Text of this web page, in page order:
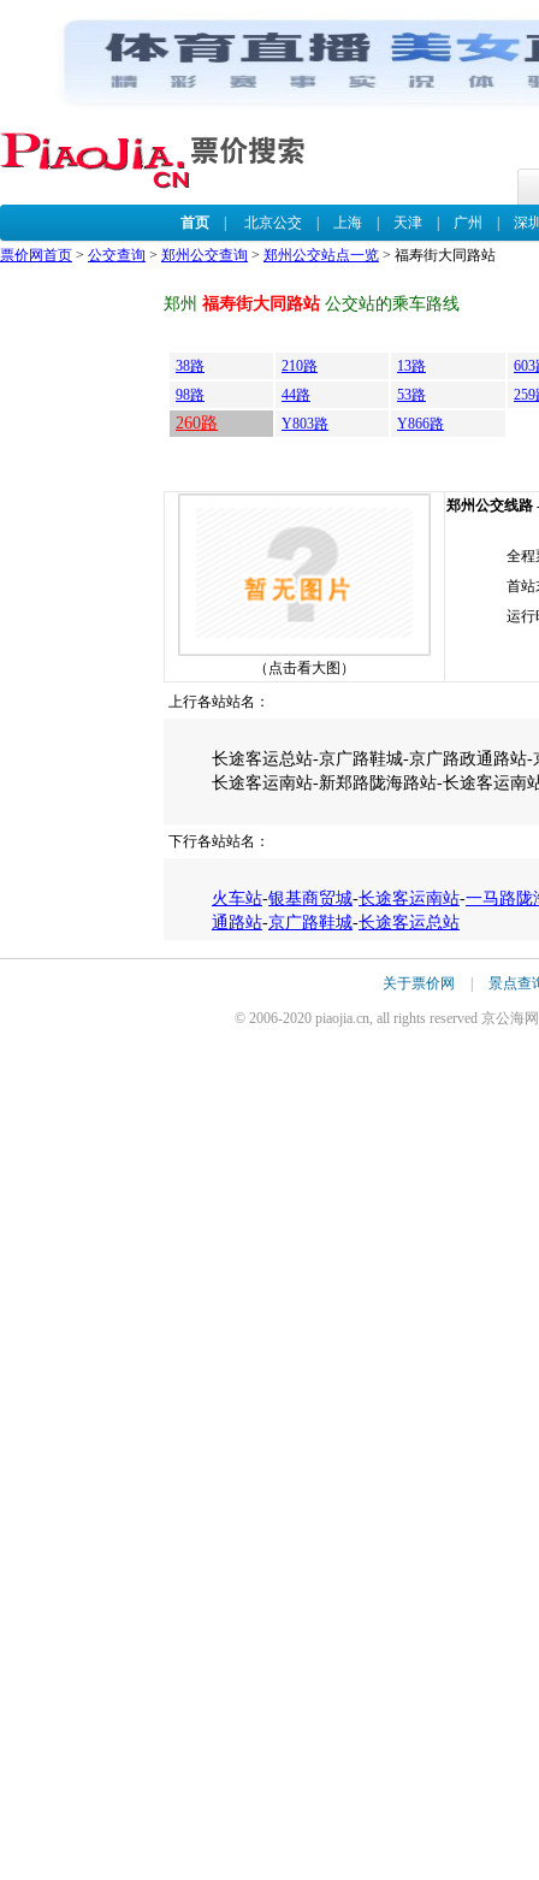
首页| 北京公交| 上海| 天津| 广州
深
票价网首页 > 公交查询 > 郑州公交查询 > 郑州公交站点一览 > 福寿街大同路站
郑州 福寿街大同路站公交站的乘车路线
38路 210路 13路
603
98路
44路 53路 259
260路 Y803路 Y866路
（点击看大图）
郑州公交线路
全程
首站
运行
上行各站站名：
长途客运总站-京广路鞋城-京广路政通路站
长途客运南站-新郑路陇海路站-长途客运南
下行各站站名：
火车站-银基商贸城-长途客运南站-一马路陇
通路站-京广路鞋城-长途客运总站
关于票价网 景点查
© 2006-2020 piaojia.cn, all rights reserved 京公海